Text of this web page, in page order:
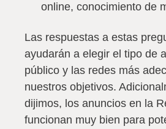
online, conocimiento de
Las respuestas a estas
ayudarán a elegir el tipo de
público y las redes más
nuestros objetivos.
dijimos, los anuncios en la
funcionan muy bien para